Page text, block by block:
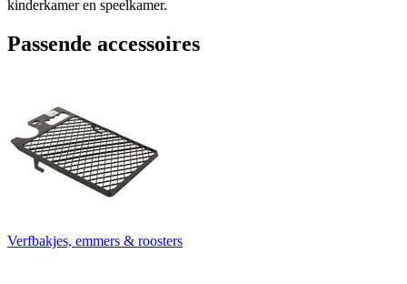
kinderkamer en speelkamer.
Passende accessoires
Verfbakjes, emmers & roosters